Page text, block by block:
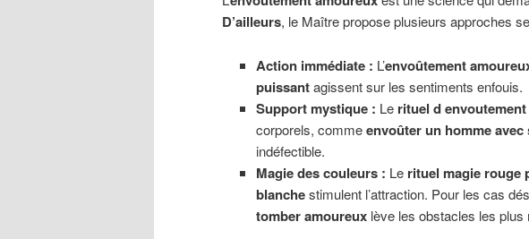
D’ailleurs, le Maître propose plusieurs approches
Action immédiate : L’envoûtement
puissantagissent sur les sentiments enfouis.
Support mystique : Le rituel d
corporels, commeenvoûter un homme avec
indéfectible.
Magie des couleurs : Le rituel magie rouge
blanchestimulent l’attraction. Pour les cas
tomber amoureuxlève les obstacles les plus